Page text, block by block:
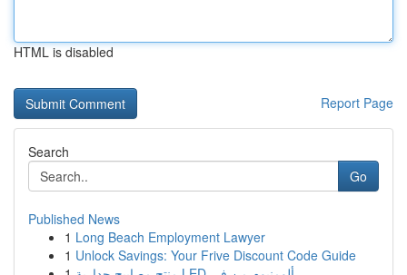
HTML is disabled
Report Page
Search
Go
Published News
1 Long Beach Employment Lawyer
1 Unlock Savings: Your Frive Discount Code Guide